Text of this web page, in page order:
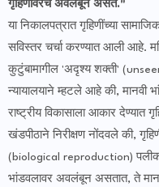
गृहिणीवरच अवलंबून असते."
​या निकालपत्रात गृहिणींच्या
सविस्तर चर्चा करण्यात आली आहे.
कुटुंबामागील 'अदृश्य शक्ती'
न्यायालयाने म्हटले आहे की,
राष्ट्रीय विकासाला आकार देण्यात
​खंडपीठाने निरीक्षण नोंदवले की,
(biological reproduction)
भांडवलावर अवलंबून असतात, ते